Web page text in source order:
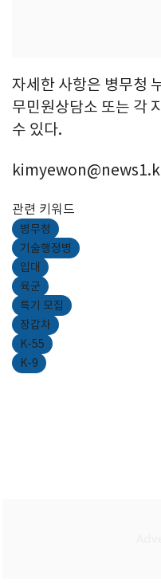
자세한 사항은 병무청
무민원상담소 또는 각
수 있다.
관련 키워드
병무청
기술행정병
입대
육군
특기 모집
장갑차
K-55
K-9